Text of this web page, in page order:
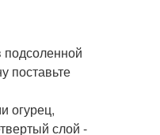
подсоленной
поставьте
огурец,
слой -